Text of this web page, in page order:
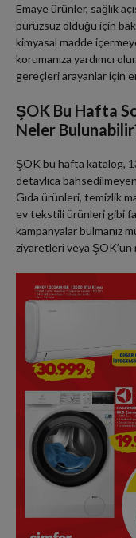
Emaye ürünler, sağlık
pürüzsüz olduğu için
kimyasal madde
korumanıza yardımcı
gereçleri arayanlar için
ŞOK Bu Hafta
Neler
ŞOK bu hafta katalog,
detaylıca
Gıda ürünleri, temizlik
ev tekstili ürünleri gibi
kampanyalar bulmanız
ziyaretleri veya ŞOK’un